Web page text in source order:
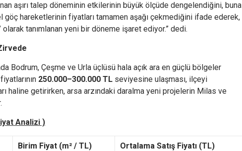
aşırı talep döneminin etkilerinin büyük ölçüde dengelendiğini, buna
hareketlerinin fiyatları tamamen aşağı çekmediğini ifade ederek,
tanımlanan yeni bir döneme işaret ediyor.” dedi.
Bodrum, Çeşme ve Urla üçlüsü hala açık ara en güçlü bölgeler
250.000–300.000 TL seviyesine ulaşması, ilçeyi
haline getirirken, arsa arzındaki daralma yeni projelerin Milas ve
Analizi )
Birim Fiyat (m² / TL) Ortalama Satış Fiyatı (TL)